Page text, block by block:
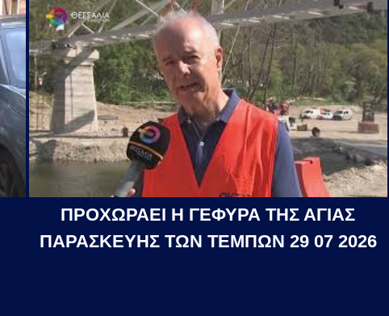
ΠΡΟΧΩΡΑΕΙ Η ΓΕΦΥΡΑ ΤΗΣ ΑΓΙΑΣ
ΠΑΡΑΣΚΕΥΗΣ ΤΩΝ ΤΕΜΠΩΝ 29 07 2026